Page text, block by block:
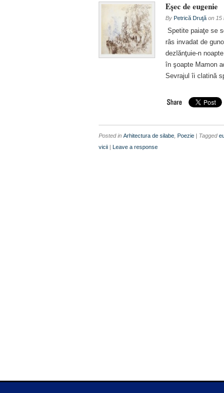
Eşec de eugenie
By Petrică Druţă on 15
Spetite paiaţe se
râs invadat de
dezlănţuie-n
în şoapte Mamon
Sevrajul îi clatină
Posted in Arhitectura de silabe Poezie | Tagged
vicii | Leave a response